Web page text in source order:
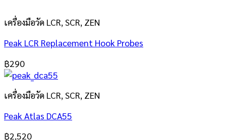
เครื่องมือวัด LCR, SCR, ZEN
Peak LCR Replacement Hook Probes
฿290
เครื่องมือวัด LCR, SCR, ZEN
Peak Atlas DCA55
฿2,520